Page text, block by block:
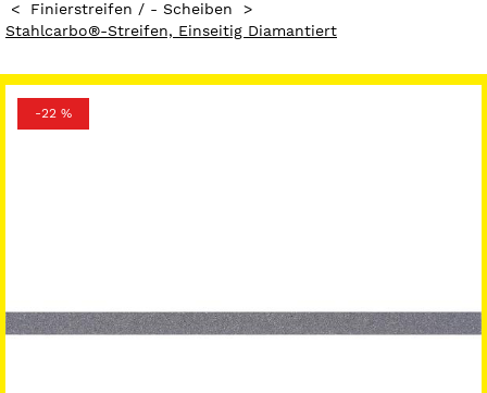
< Finierstreifen / - Scheiben
>
Stahlcarbo®-Streifen, Einseitig Diamantiert
-22 %